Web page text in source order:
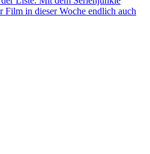
in dieser Woche endlich auch